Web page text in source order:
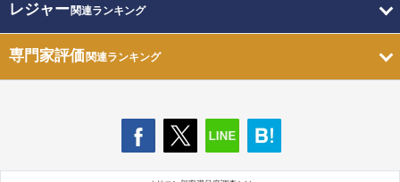
レジャー関連ランキング
専門家評価関連ランキング